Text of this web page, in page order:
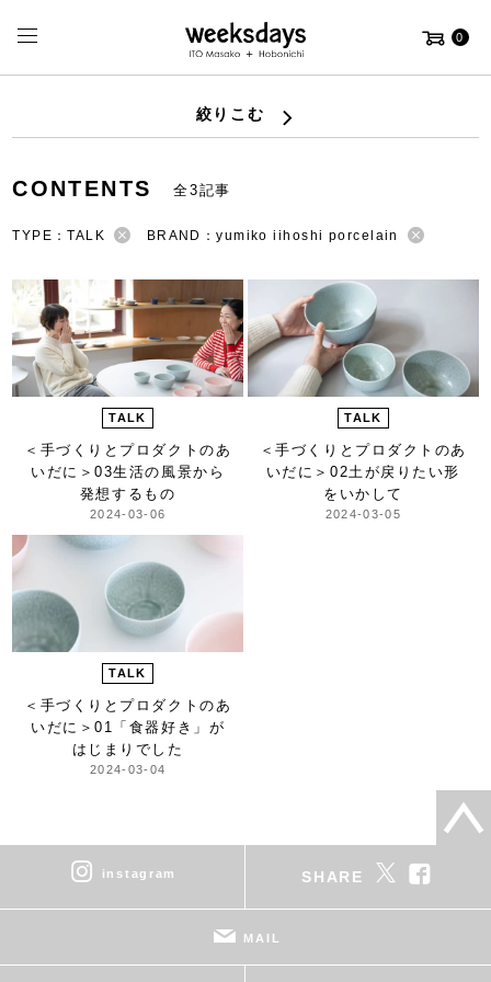
0
絞りこむ
CONTENTS 全3記事
TYPE：TALK BRAND：yumiko iihoshi porcelain
TALK
＜手づくりとプロダクトのあ
いだに＞03生活の風景から
発想するもの
2024-03-06
TALK
＜手づくりとプロダクトのあ
いだに＞ 02土が戻りたい形
をいかして
2024-03-05
TALK
＜手づくりとプロダクトのあ
いだに＞01「食器好き」が
はじまりでした
2024-03-04
instagram SHARE
MAIL